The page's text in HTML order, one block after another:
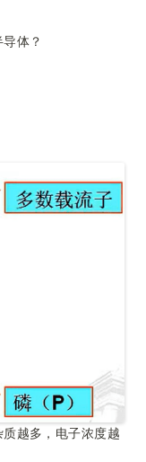
体？
越多，电子浓度越